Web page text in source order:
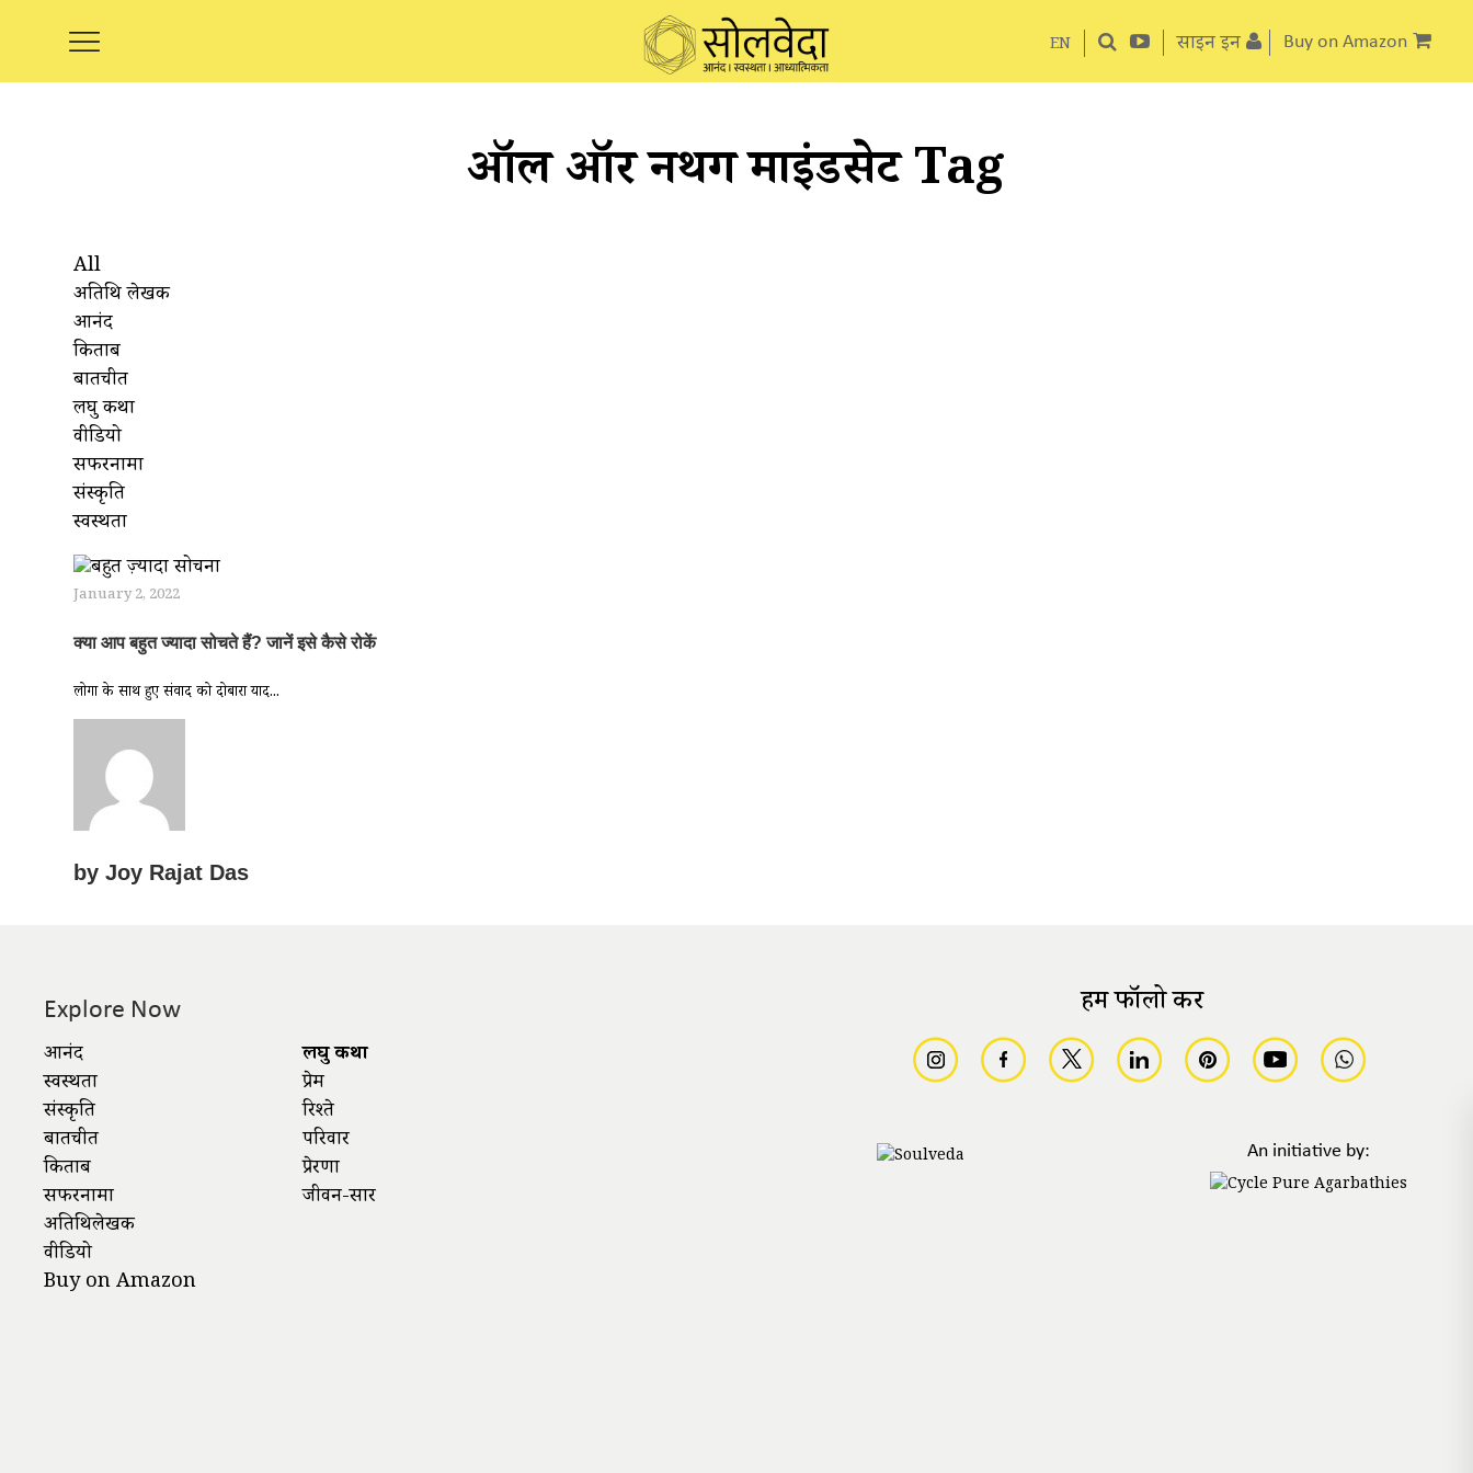
EN साइन इन Buy on Amazon
ऑल ऑर नथिंग माइंडसेट Tag
All
अतिथि लेखक
आनंद
किताबें
बातचीत
लघु कथा
वीडियो
सफरनामा
संस्कृति
स्वस्थता
January 2, 2022
क्या आप बहुत ज्यादा सोचते हैं? जानें इसे कैसे रोकें
लोगों के साथ हुए संवाद को दोबारा याद...
by Joy Rajat Das
Explore Now
आनंद
स्वस्थता
संस्कृति
बातचीत
किताबें
सफरनामा
अतिथिलेखक
वीडियो
Buy on Amazon
लघु कथा
प्रेम
रिश्ते
परिवार
प्रेरणा
जीवन-सार
हमें फॉलो करें
An initiative by: